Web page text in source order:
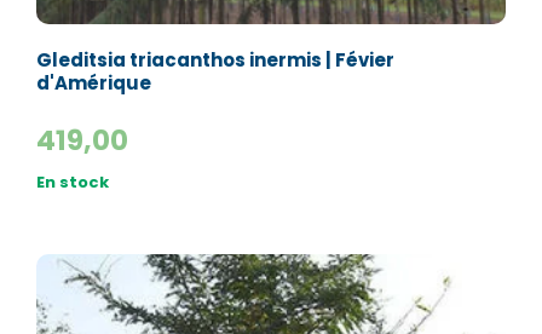
Gleditsia triacanthos inermis | Févier
d'Amérique
419,00
En stock